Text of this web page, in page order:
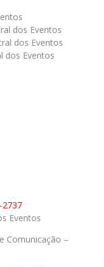
dos Eventos
dos Eventos
dos Eventos
2737
Eventos
Comunicação –